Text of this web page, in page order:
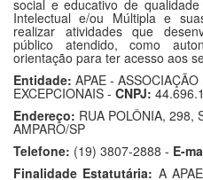
social e educativo de
Intelectual e/ou Múltipla e
realizar atividades que
público atendido, como
orientação para ter acesso aos
Entidade: APAE -
EXCEPCIONAIS - CNPJ:
Endereço: RUA POLÔNIA, 298,
AMPARO/SP
Telefone: (19) 3807-2888 - E-
Finalidade Estatutária: A